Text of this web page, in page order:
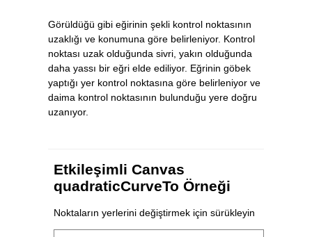
Görüldüğü gibi eğirinin şekli kontrol noktasının
uzaklığı ve konumuna göre belirleniyor. Kontrol
noktası uzak olduğunda sivri, yakın olduğunda
daha yassı bir eğri elde ediliyor. Eğrinin göbek
yaptığı yer kontrol noktasına göre belirleniyor ve
daima kontrol noktasının bulunduğu yere doğru
uzanıyor.